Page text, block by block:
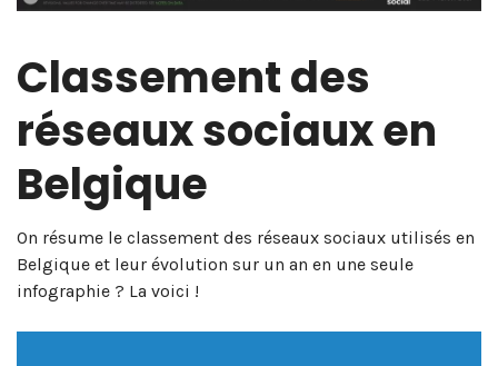
Classement des
réseaux sociaux en
Belgique
On résume le classement des réseaux sociaux utilisés en
Belgique et leur évolution sur un an en une seule
infographie ? La voici !